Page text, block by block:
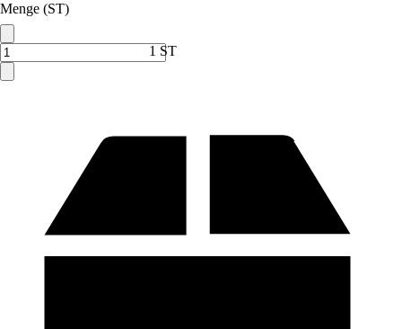
Menge (ST)
1 ST